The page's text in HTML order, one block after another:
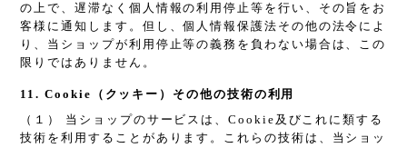
の上で、遅滞なく個人情報の利用停止等を行い、その旨をお
客様に通知します。但し、個人情報保護法その他の法令によ
り、当ショップが利用停止等の義務を負わない場合は、この
限りではありません。
11. Cookie（クッキー）その他の技術の利用
（１） 当ショップのサービスは、Cookie及びこれに類する
技術を利用することがあります。これらの技術は、当ショッ